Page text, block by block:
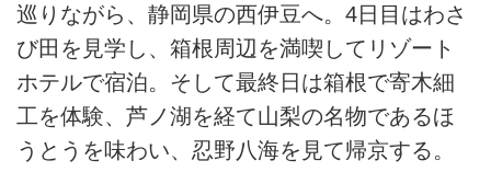
巡りながら、静岡県の西伊豆へ。4日目はわさ
び田を見学し、箱根周辺を満喫してリゾート
ホテルで宿泊。そして最終日は箱根で寄木細
工を体験、芦ノ湖を経て山梨の名物であるほ
うとうを味わい、忍野八海を見て帰京する。